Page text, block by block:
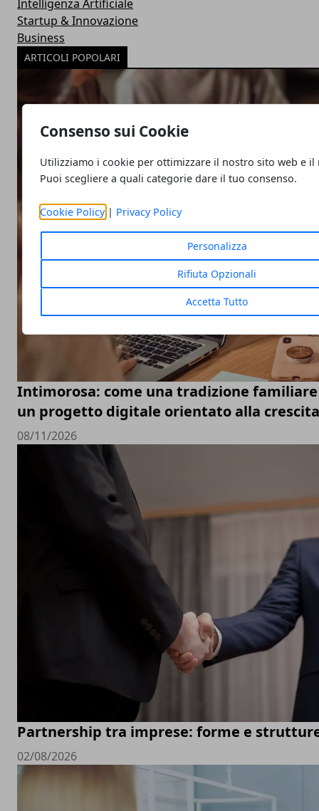
Consenso sui Cookie
Utilizziamo i cookie per ottimizzare il nostro sito web e il
Puoi scegliere a quali categorie dare il tuo consenso.
Cookie Policy| Privacy Policy
Personalizza
Rifiuta Opzionali
Accetta Tutto
Intelligenza Artificiale
Startup & Innovazione
Business
ARTICOLI POPOLARI
Intimorosa: come una tradizione
un progetto digitale orientato alla
08/11/2026
Partnership tra imprese: forme e
02/08/2026